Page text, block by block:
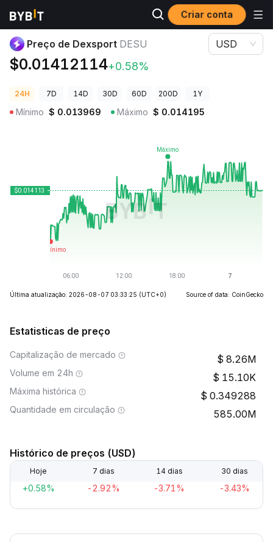
Criar conta
Preços de Criptomoedas Preço de Dexsport DESU
Preço de Dexsport DESU
$0.01412114+0.58%
USD
24H 7D 14D 30D 60D 200D 1Y
Mínimo $ 0.013969 Máximo $ 0.014195
Última atualização: 2026-08-07 03:33:25 (UTC+0) Source of data: CoinGecko
Estatisticas de preço
Capitalização de mercado 8.26M
Volume em 24h 15.10K
Máxima histórica 0.349288
Quantidade em circulação 585.00M
Histórico de preços (USD)
Hoje 7 dias 14 dias 30 dias
+0.58% -2.92% -3.71% -3.43%